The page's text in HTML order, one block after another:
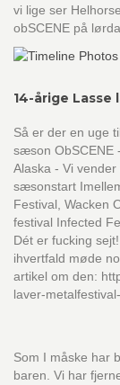
vi lige ser
obSCENE på
14-årige
Så er der en uge
sæson ObSCENE
Alaska - Vi
sæsonstart
Festival, Wacken
festival Infected
Dét er fucking
ihvertfald møde
artikel om den:
laver-
Som I måske har
baren. Vi har